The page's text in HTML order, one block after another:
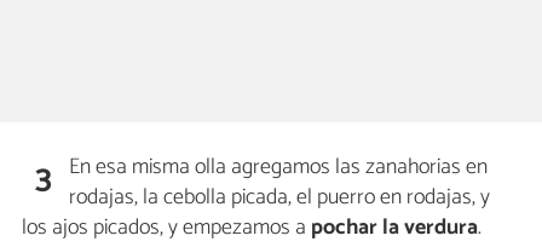
3 En esa misma olla agregamos las zanahorias en
rodajas, la cebolla picada, el puerro en rodajas, y
los ajos picados, y empezamos a pochar la verdura.